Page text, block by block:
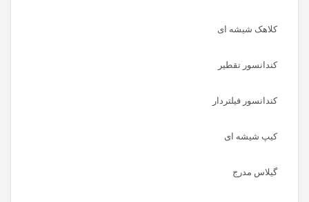
کلاهک شیشه ای
کندانسور تقطیر
کندانسور فیلتردار
کیپ شیشه ای
گیلاس مدرج